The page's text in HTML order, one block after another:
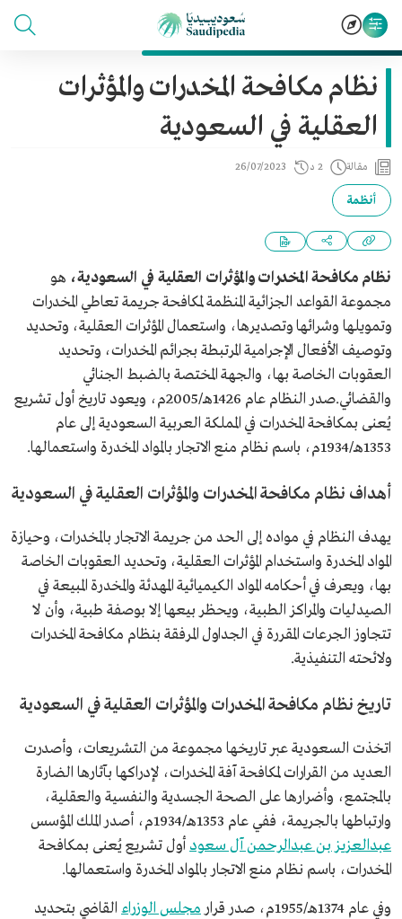
نظام مكافحة المخدرات والمؤثرات
العقلية في السعودية
مقالة 2 د 26/07/2023
أنظمة
نظام مكافحة المخدرات والمؤثرات العقلية في السعودية، هو
مجموعة القواعد الجزائية المنظمة لمكافحة جريمة تعاطي المخدرات
وتمويلها وشرائها وتصديرها، واستعمال المؤثرات العقلية، وتحديد
وتوصيف الأفعال الإجرامية المرتبطة بجرائم المخدرات، وتحديد
العقوبات الخاصة بها، والجهة المختصة بالضبط الجنائي
والقضائي.صدر النظام عام 1426هـ/2005م، ويعود تاريخ أول تشريع
يُعنى بمكافحة المخدرات في المملكة العربية السعودية إلى عام
1353هـ/1934م، باسم نظام منع الاتجار بالمواد المخدرة واستعمالها.
أهداف نظام مكافحة المخدرات والمؤثرات العقلية في السعودية
يهدف النظام في مواده إلى الحد من جريمة الاتجار بالمخدرات، وحيازة
المواد المخدرة واستخدام المؤثرات العقلية، وتحديد العقوبات الخاصة
بها، ويعرف في أحكامه المواد الكيميائية المهدئة والمخدرة المبيعة في
الصيدليات والمراكز الطبية، ويحظر بيعها إلا بوصفة طبية، وأن لا
تتجاوز الجرعات المقررة في الجداول المرفقة بنظام مكافحة المخدرات
ولائحته التنفيذية.
تاريخ نظام مكافحة المخدرات والمؤثرات العقلية في السعودية
اتخذت السعودية عبر تاريخها مجموعة من التشريعات، وأصدرت
العديد من القرارات لمكافحة آفة المخدرات، لإدراكها بآثارها الضارة
بالمجتمع، وأضرارها على الصحة الجسدية والنفسية والعقلية،
وارتباطها بالجريمة، ففي عام 1353هـ/1934م، أصدر الملك المؤسس
عبدالعزيز بن عبدالرحمن آل سعود أول تشريع يُعنى بمكافحة
المخدرات، باسم نظام منع الاتجار بالمواد المخدرة واستعمالها.
وفي عام 1374هـ/1955م، صدر قرار مجلس الوزراء القاضي بتحديد